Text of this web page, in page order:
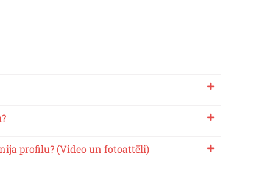
profilu? (Video un fotoattēli)